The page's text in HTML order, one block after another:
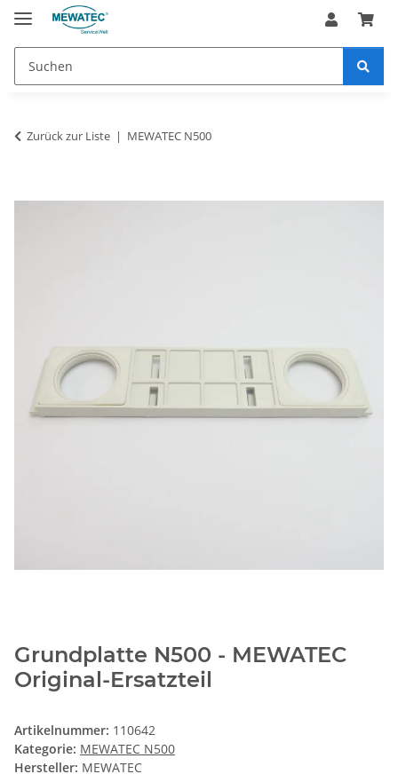
Zurück zur Liste MEWATEC N500
Grundplatte N500 - MEWATEC
Original-Ersatzteil
Artikelnummer: 110642
Kategorie: MEWATEC N500
Hersteller: MEWATEC